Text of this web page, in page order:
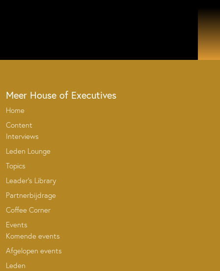
Meer House of Executives
Home
Content
Interviews
Leden Lounge
Topics
Leader’s Library
Partnerbijdrage
Coffee Corner
Events
Komende events
Afgelopen events
Leden